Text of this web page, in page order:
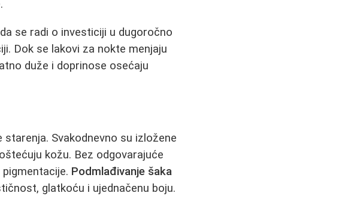
se radi o investiciji u dugoročno
Dok se lakovi za nokte menjaju
duže i doprinose osećaju
Svakodnevno su izložene
kožu. Bez odgovarajuće
Podmlađivanje šaka
glatkoću i ujednačenu boju.